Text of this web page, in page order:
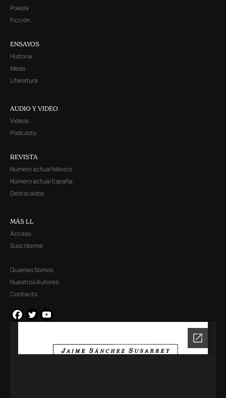
Poesía
Ficción
ENSAYOS
Historia
Ideas
Literatura
AUDIO Y VIDEO
Videos
Podcasts
REVISTA
Número actual México
Número actual España
Destacados
MÁS LL
Acceso
Suscribirme
Quienes Somos
Nuestros Autores
Contacto